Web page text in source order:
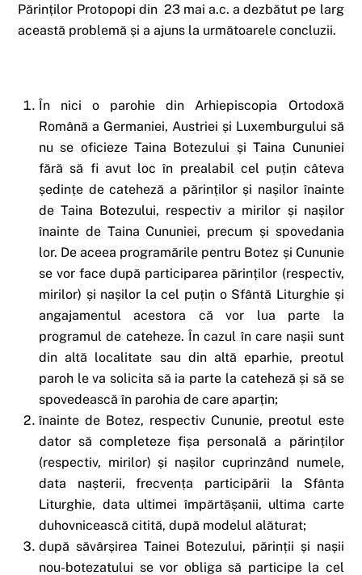
Părinților Protopopi din 23 mai a.c. a dezbătut pe larg
această problemă și a ajuns la următoarele concluzii.
În nici o parohie din Arhiepiscopia Ortodoxă
Română a Germaniei, Austriei și Luxemburgului să
nu se oficieze Taina Botezului și Taina Cununiei
fără să fi avut loc în prealabil cel puțin câteva
ședințe de cateheză a părinților și nașilor înainte
de Taina Botezului, respectiv a mirilor și nașilor
înainte de Taina Cununiei, precum și spovedania
lor. De aceea programările pentru Botez și Cununie
se vor face după participarea părinților (respectiv,
mirilor) și nașilor la cel puțin o Sfântă Liturghie și
angajamentul acestora că vor lua parte la
programul de cateheze. În cazul în care nașii sunt
din altă localitate sau din altă eparhie, preotul
paroh le va solicita să ia parte la cateheză și să se
spovedească în parohia de care aparțin;
înainte de Botez, respectiv Cununie, preotul este
dator să completeze fișa personală a părinților
(respectiv, mirilor) și nașilor cuprinzând numele,
data nașterii, frecvența participării la Sfânta
Liturghie, data ultimei împărtășanii, ultima carte
duhovnicească citită, după modelul alăturat;
după săvârșirea Tainei Botezului, părinții și nașii
nou-botezatului se vor obliga să participe la cel